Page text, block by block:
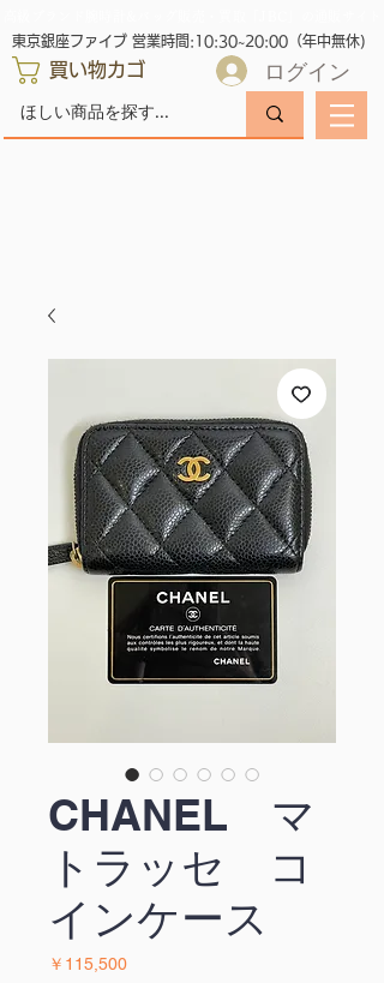
東京銀座ファイブ 営業時間:10:30~20:00（年中無休)
買い物カゴ ログイン
CHANEL マ
トラッセ コ
インケース
￥115,500価